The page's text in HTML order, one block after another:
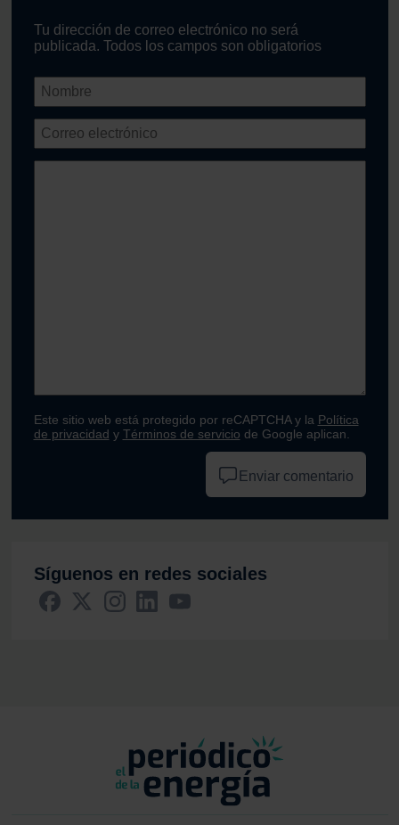
Tu dirección de correo electrónico no será
publicada. Todos los campos son obligatorios
Este sitio web está protegido por reCAPTCHA y la Política
de privacidad y Términos de servicio de Google aplican.
Enviar comentario
Síguenos en redes sociales